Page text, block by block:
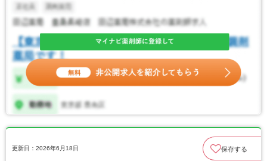
更新日：2026年6月18日 保存する